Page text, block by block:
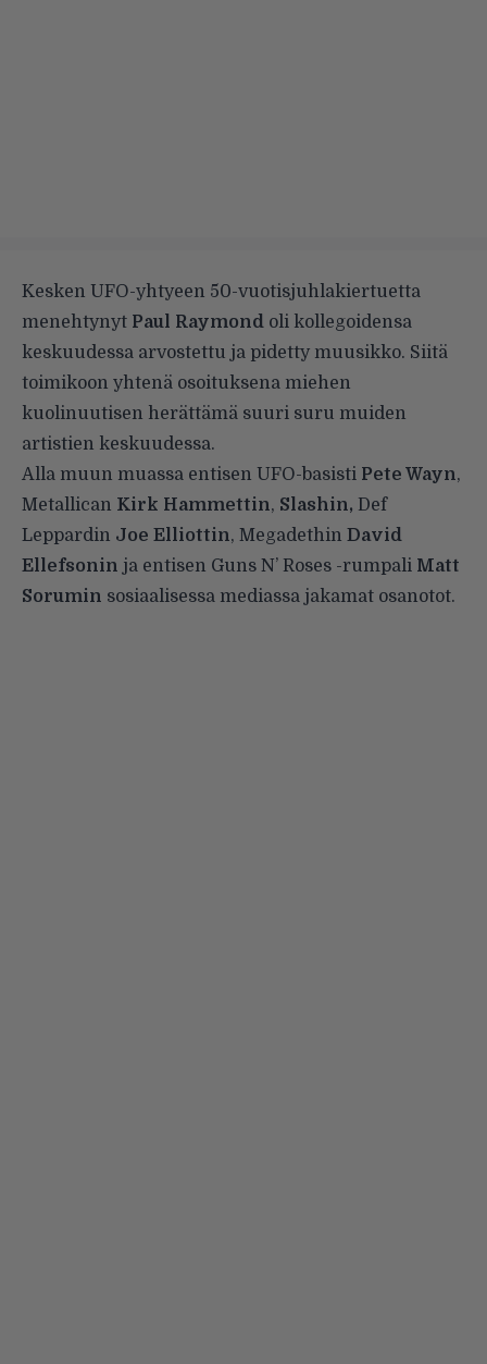
Kesken UFO-yhtyeen 50-vuotisjuhlakiertuetta
menehtynyt Paul Raymond oli kollegoidensa
keskuudessa arvostettu ja pidetty muusikko. Siitä
toimikoon yhtenä osoituksena miehen
kuolinuutisen herättämä suuri suru muiden
artistien keskuudessa.
Alla muun muassa entisen UFO-basisti Pete Wayn,
Metallican Kirk Hammettin, Slashin, Def
Leppardin Joe Elliottin, Megadethin David
Ellefsonin ja entisen Guns N’ Roses -rumpali Matt
Sorumin sosiaalisessa mediassa jakamat osanotot.